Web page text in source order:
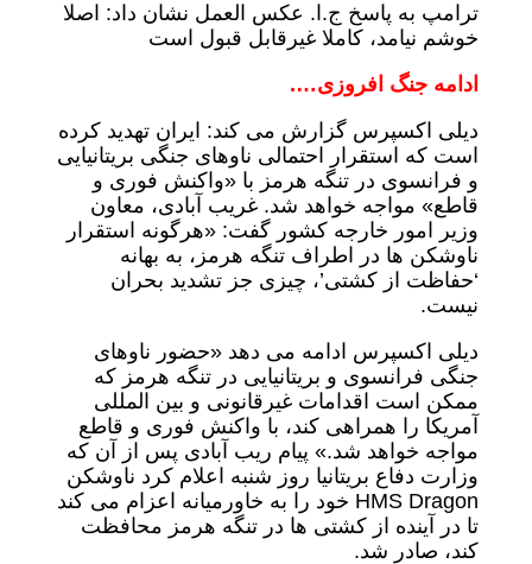
ترامپ به پاسخ ج.ا. عکس العمل نشان داد: اصلا
خوشم نیامد، کاملا غیرقابل قبول است
ادامه جنگ افروزی….
دیلی اکسپرس گزارش می کند: ایران تهدید کرده
است که استقرار احتمالی ناوهای جنگی بریتانیایی
و فرانسوی در تنگه هرمز با «واکنش فوری و
قاطع» مواجه خواهد شد. غریب آبادی، معاون
وزیر امور خارجه کشور گفت: «هرگونه استقرار
ناوشکن ها در اطراف تنگه هرمز، به بهانه
‘حفاظت از کشتی’، چیزی جز تشدید بحران
نیست.
دیلی اکسپرس ادامه می دهد «حضور ناوهای
جنگی فرانسوی و بریتانیایی در تنگه هرمز که
ممکن است اقدامات غیرقانونی و بین المللی
آمریکا را همراهی کند، با واکنش فوری و قاطع
مواجه خواهد شد.» پیام ریب آبادی پس از آن که
وزارت دفاع بریتانیا روز شنبه اعلام کرد ناوشکن
HMS Dragon خود را به خاورمیانه اعزام می کند
تا در آینده از کشتی ها در تنگه هرمز محافظت
کند، صادر شد.